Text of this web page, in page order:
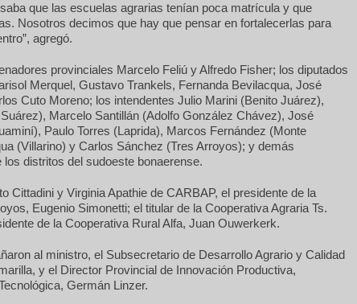
que las escuelas agrarias tenían poca matrícula y que
Nosotros decimos que hay que pensar en fortalecerlas para
agregó.
provinciales Marcelo Feliú y Alfredo Fisher; los diputados
Merquel, Gustavo Trankels, Fernanda Bevilacqua, José
Cuto Moreno; los intendentes Julio Marini (Benito Juárez),
Marcelo Santillán (Adolfo González Chávez), José
Paulo Torres (Laprida), Marcos Fernández (Monte
(Villarino) y Carlos Sánchez (Tres Arroyos); y demás
distritos del sudoeste bonaerense.
Cittadini y Virginia Apathie de CARBAP, el presidente de la
Eugenio Simonetti; el titular de la Cooperativa Agraria Ts.
de la Cooperativa Rural Alfa, Juan Ouwerkerk.
al ministro, el Subsecretario de Desarrollo Agrario y Calidad
y el Director Provincial de Innovación Productiva,
Germán Linzer.